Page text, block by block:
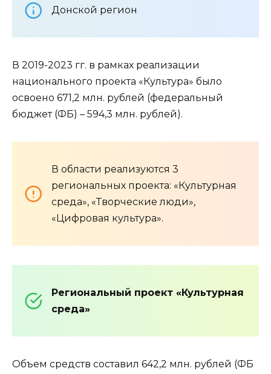
Донской регион
В 2019-2023 гг. в рамках реализации
национального проекта «Культура» было
освоено 671,2 млн. рублей (федеральный
бюджет (ФБ) – 594,3 млн. рублей).
В области реализуются 3
региональных проекта: «Культурная
среда», «Творческие люди»,
«Цифровая культура».
Региональный проект «Культурная
среда»
Объем средств составил 642,2 млн. рублей (ФБ